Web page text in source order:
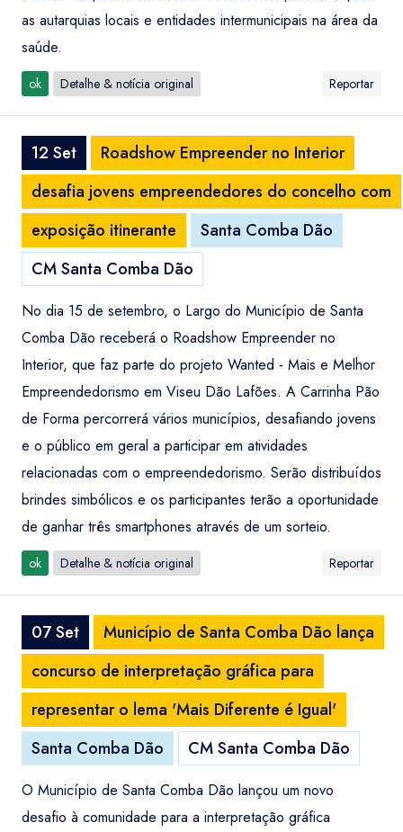
as autarquias locais e entidades intermunicipais na área da
saúde.
ok Detalhe & notícia original Reportar
12 Set
Roadshow Empreender no Interior
desafia jovens empreendedores do concelho com
exposição itinerante
Santa Comba Dão
CM Santa Comba Dão
No dia 15 de setembro, o Largo do Município de Santa
Comba Dão receberá o Roadshow Empreender no
Interior, que faz parte do projeto Wanted - Mais e Melhor
Empreendedorismo em Viseu Dão Lafões. A Carrinha Pão
de Forma percorrerá vários municípios, desafiando jovens
e o público em geral a participar em atividades
relacionadas com o empreendedorismo. Serão distribuídos
brindes simbólicos e os participantes terão a oportunidade
de ganhar três smartphones através de um sorteio.
ok Detalhe & notícia original Reportar
07 Set
Município de Santa Comba Dão lança
concurso de interpretação gráfica para
representar o lema 'Mais Diferente é Igual'
Santa Comba Dão
CM Santa Comba Dão
O Município de Santa Comba Dão lançou um novo
desafio à comunidade para a interpretação gráfica